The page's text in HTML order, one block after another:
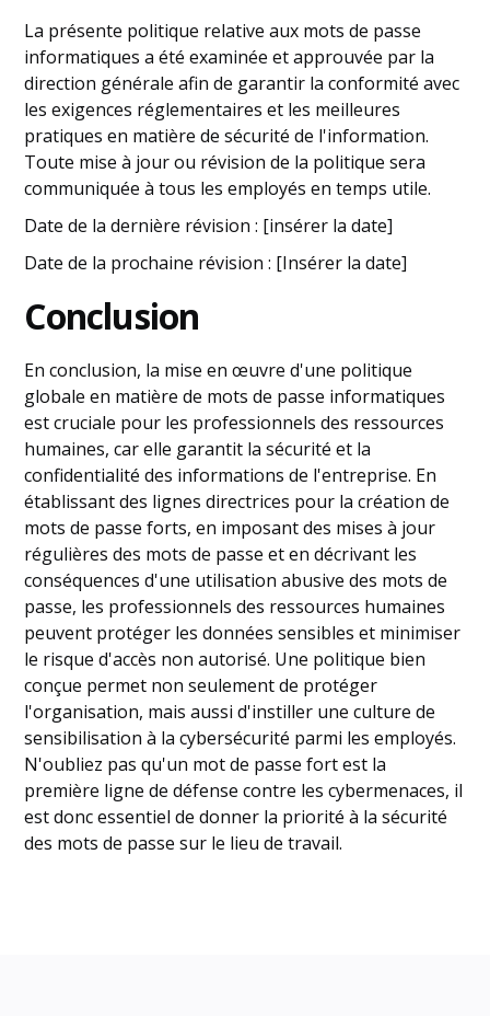
La présente politique relative aux mots de passe
informatiques a été examinée et approuvée par la
direction générale afin de garantir la conformité avec
les exigences réglementaires et les meilleures
pratiques en matière de sécurité de l'information.
Toute mise à jour ou révision de la politique sera
communiquée à tous les employés en temps utile.
Date de la dernière révision : [insérer la date]
Date de la prochaine révision : [Insérer la date]
Conclusion
En conclusion, la mise en œuvre d'une politique
globale en matière de mots de passe informatiques
est cruciale pour les professionnels des ressources
humaines, car elle garantit la sécurité et la
confidentialité des informations de l'entreprise. En
établissant des lignes directrices pour la création de
mots de passe forts, en imposant des mises à jour
régulières des mots de passe et en décrivant les
conséquences d'une utilisation abusive des mots de
passe, les professionnels des ressources humaines
peuvent protéger les données sensibles et minimiser
le risque d'accès non autorisé. Une politique bien
conçue permet non seulement de protéger
l'organisation, mais aussi d'instiller une culture de
sensibilisation à la cybersécurité parmi les employés.
N'oubliez pas qu'un mot de passe fort est la
première ligne de défense contre les cybermenaces, il
est donc essentiel de donner la priorité à la sécurité
des mots de passe sur le lieu de travail.